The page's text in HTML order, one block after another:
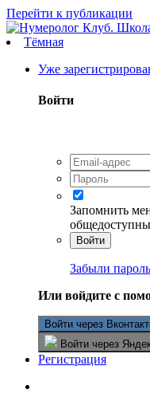
Перейти к публикации
Тёмная
Уже
Войти
Запомнить
Войти
Забыли
Или войдите с
Войти через
Войти через
Регистрация